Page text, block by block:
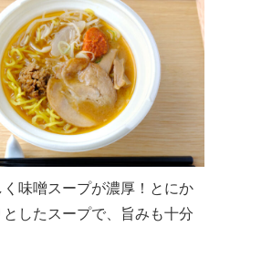
味噌スープが濃厚！とにか
としたスープで、旨みも十分